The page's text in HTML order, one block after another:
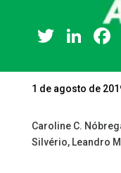
1 de agosto de
Caroline C.
Silvério, Leandro